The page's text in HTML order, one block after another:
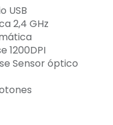
USB
2,4 GHz
1200DPI
Sensor óptico